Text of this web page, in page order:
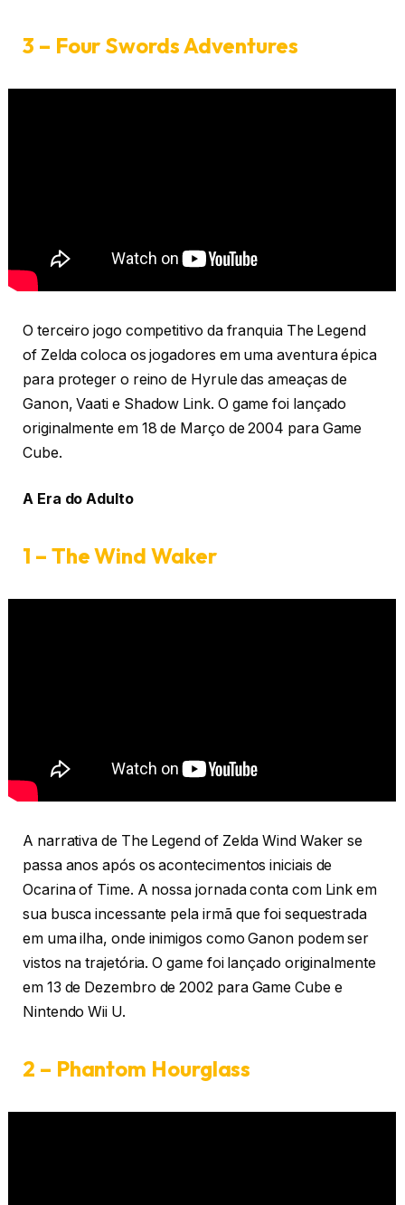
3 – Four Swords Adventures
O terceiro jogo competitivo da franquia The Legend
of Zelda coloca os jogadores em uma aventura épica
para proteger o reino de Hyrule das ameaças de
Ganon, Vaati e Shadow Link. O game foi lançado
originalmente em 18 de Março de 2004 para Game
Cube.
A Era do Adulto
1 – The Wind Waker
A narrativa de The Legend of Zelda Wind Waker se
passa anos após os acontecimentos iniciais de
Ocarina of Time. A nossa jornada conta com Link em
sua busca incessante pela irmã que foi sequestrada
em uma ilha, onde inimigos como Ganon podem ser
vistos na trajetória. O game foi lançado originalmente
em 13 de Dezembro de 2002 para Game Cube e
Nintendo Wii U.
2 – Phantom Hourglass